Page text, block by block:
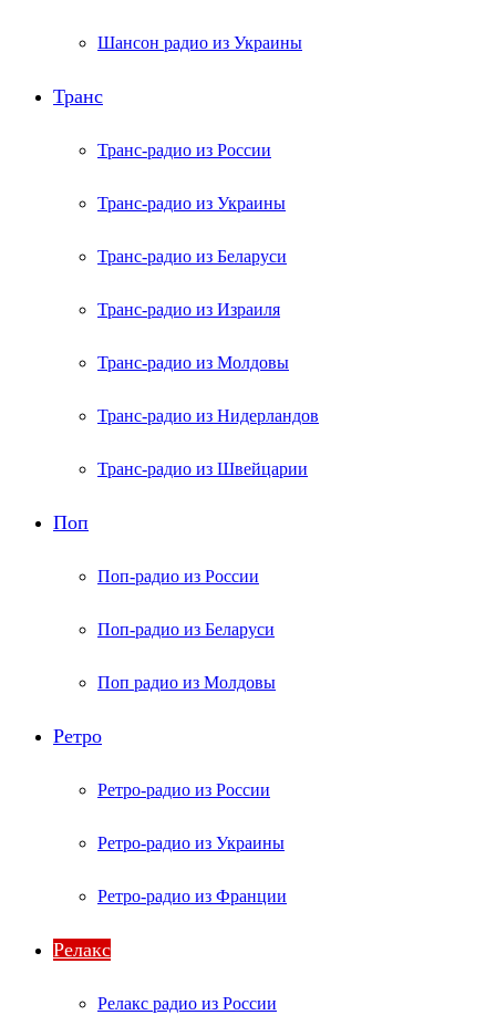
Шансон радио из Украины
Транс
Транс-радио из России
Транс-радио из Украины
Транс-радио из Беларуси
Транс-радио из Израиля
Транс-радио из Молдовы
Транс-радио из Нидерландов
Транс-радио из Швейцарии
Поп
Поп-радио из России
Поп-радио из Беларуси
Поп радио из Молдовы
Ретро
Ретро-радио из России
Ретро-радио из Украины
Ретро-радио из Франции
Релакс
Релакс радио из России